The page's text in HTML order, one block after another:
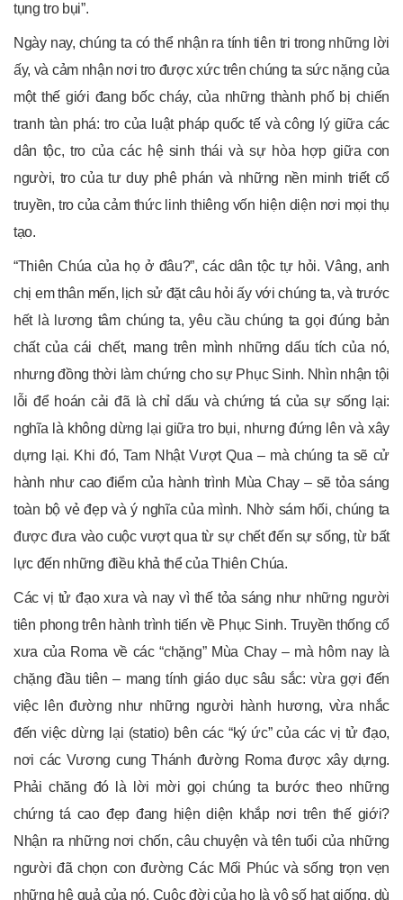
tụng tro bụi”.
Ngày nay, chúng ta có thể nhận ra tính tiên tri trong những lời
ấy, và cảm nhận nơi tro được xức trên chúng ta sức nặng của
một thế giới đang bốc cháy, của những thành phố bị chiến
tranh tàn phá: tro của luật pháp quốc tế và công lý giữa các
dân tộc, tro của các hệ sinh thái và sự hòa hợp giữa con
người, tro của tư duy phê phán và những nền minh triết cổ
truyền, tro của cảm thức linh thiêng vốn hiện diện nơi mọi thụ
tạo.
“Thiên Chúa của họ ở đâu?”, các dân tộc tự hỏi. Vâng, anh
chị em thân mến, lịch sử đặt câu hỏi ấy với chúng ta, và trước
hết là lương tâm chúng ta, yêu cầu chúng ta gọi đúng bản
chất của cái chết, mang trên mình những dấu tích của nó,
nhưng đồng thời làm chứng cho sự Phục Sinh. Nhìn nhận tội
lỗi để hoán cải đã là chỉ dấu và chứng tá của sự sống lại:
nghĩa là không dừng lại giữa tro bụi, nhưng đứng lên và xây
dựng lại. Khi đó, Tam Nhật Vượt Qua – mà chúng ta sẽ cử
hành như cao điểm của hành trình Mùa Chay – sẽ tỏa sáng
toàn bộ vẻ đẹp và ý nghĩa của mình. Nhờ sám hối, chúng ta
được đưa vào cuộc vượt qua từ sự chết đến sự sống, từ bất
lực đến những điều khả thể của Thiên Chúa.
Các vị tử đạo xưa và nay vì thế tỏa sáng như những người
tiên phong trên hành trình tiến về Phục Sinh. Truyền thống cổ
xưa của Roma về các “chặng” Mùa Chay – mà hôm nay là
chặng đầu tiên – mang tính giáo dục sâu sắc: vừa gợi đến
việc lên đường như những người hành hương, vừa nhắc
đến việc dừng lại (statio) bên các “ký ức” của các vị tử đạo,
nơi các Vương cung Thánh đường Roma được xây dựng.
Phải chăng đó là lời mời gọi chúng ta bước theo những
chứng tá cao đẹp đang hiện diện khắp nơi trên thế giới?
Nhận ra những nơi chốn, câu chuyện và tên tuổi của những
người đã chọn con đường Các Mối Phúc và sống trọn vẹn
những hệ quả của nó. Cuộc đời của họ là vô số hạt giống, dù